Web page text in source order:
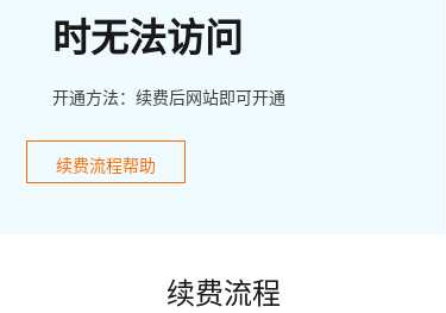
时无法访问
开通方法：续费后网站即可开通
续费流程帮助
续费流程